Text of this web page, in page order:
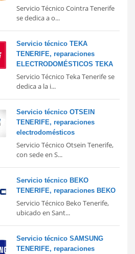
Servicio Técnico Cointra Tenerife
se dedica a o...
Servicio técnico TEKA
TENERIFE, reparaciones
ELECTRODOMÉSTICOS TEKA
Servicio Técnico Teka Tenerife se
dedica a la i...
Servicio técnico OTSEIN
TENERIFE, reparaciones
electrodomésticos
Servicio Técnico Otsein Tenerife,
con sede en S...
Servicio técnico BEKO
TENERIFE, reparaciones BEKO
Servicio Técnico Beko Tenerife,
ubicado en Sant...
Servicio técnico SAMSUNG
TENERIFE, reparaciones